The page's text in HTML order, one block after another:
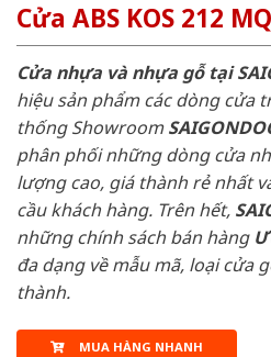
Cửa ABS KOS 212
Cửa nhựa và nhựa gỗ tại
hiệu sản phẩm các dòng cửa
thống Showroom
phân phối những dòng cửa
lượng cao, giá thành rẻ nhất
cầu khách hàng. Trên hết,
những chính sách bán hàng
đa dạng về mẫu mã, loại cửa
thành.
MUA HÀNG NHANH